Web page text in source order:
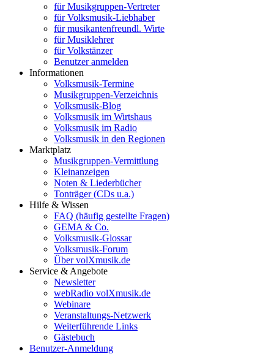
für Musikgruppen-Vertreter
für Volksmusik-Liebhaber
für musikantenfreundl. Wirte
für Musiklehrer
für Volkstänzer
Benutzer anmelden
Informationen
Volksmusik-Termine
Musikgruppen-Verzeichnis
Volksmusik-Blog
Volksmusik im Wirtshaus
Volksmusik im Radio
Volksmusik in den Regionen
Marktplatz
Musikgruppen-Vermittlung
Kleinanzeigen
Noten & Liederbücher
Tonträger (CDs u.a.)
Hilfe & Wissen
FAQ (häufig gestellte Fragen)
GEMA & Co.
Volksmusik-Glossar
Volksmusik-Forum
Über volXmusik.de
Service & Angebote
Newsletter
webRadio volXmusik.de
Webinare
Veranstaltungs-Netzwerk
Weiterführende Links
Gästebuch
Benutzer-Anmeldung